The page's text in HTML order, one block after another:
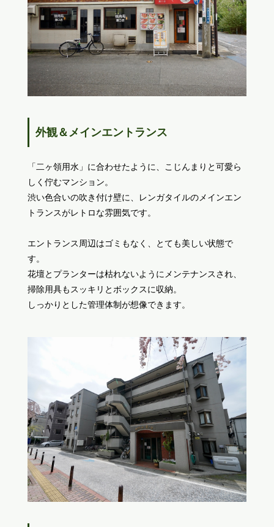
外観＆メインエントランス
「二ヶ領用水」に合わせたように、こじんまりと可愛ら
しく佇むマンション。
渋い色合いの吹き付け壁に、レンガタイルのメインエン
トランスがレトロな雰囲気です。
エントランス周辺はゴミもなく、とても美しい状態で
す。
花壇とプランターは枯れないようにメンテナンスされ、
掃除用具もスッキリとボックスに収納。
しっかりとした管理体制が想像できます。